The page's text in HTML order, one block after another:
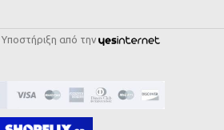
Υποστήριξη από την